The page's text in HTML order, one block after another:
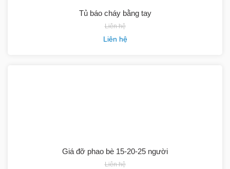
Tủ báo cháy bằng tay
Liên hệ
Liên hệ
Giá đỡ phao bè 15-20-25 người
Liên hệ